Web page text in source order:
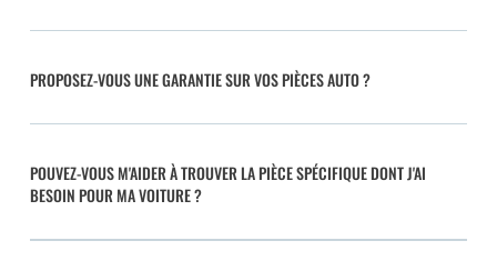
PROPOSEZ-VOUS UNE GARANTIE SUR VOS PIÈCES AUTO ?
POUVEZ-VOUS M'AIDER À TROUVER LA PIÈCE SPÉCIFIQUE DONT J'AI
BESOIN POUR MA VOITURE ?